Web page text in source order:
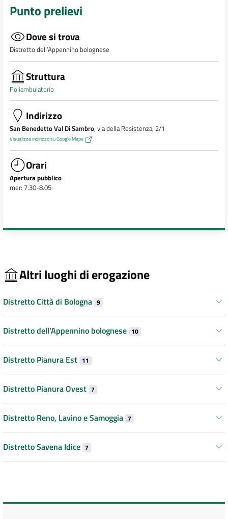
Punto prelievi
Dove si trova
Distretto dell’Appennino bolognese
Struttura
Poliambulatorio
Indirizzo
San Benedetto Val Di Sambro, via della Resistenza, 2/1
Visualizza indirizzo su Google Maps
Orari
Apertura pubblico
mer: 7.30-8.05
Altri luoghi di erogazione
Distretto Città di Bologna 9
Distretto dell’Appennino bolognese 10
Distretto Pianura Est 11
Distretto Pianura Ovest 7
Distretto Reno, Lavino e Samoggia 7
Distretto Savena Idice 7